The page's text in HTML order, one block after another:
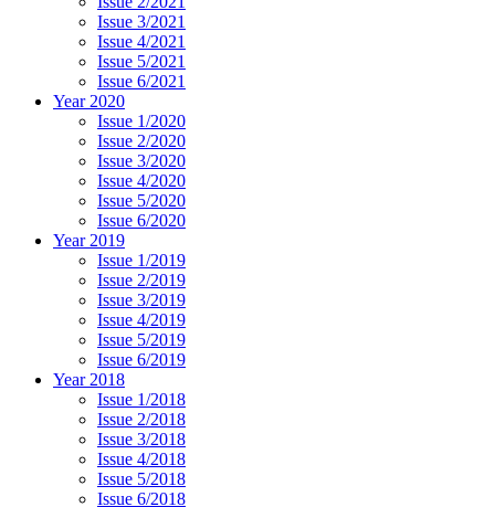
Issue 3/2021
Issue 4/2021
Issue 5/2021
Issue 6/2021
Year 2020
Issue 1/2020
Issue 2/2020
Issue 3/2020
Issue 4/2020
Issue 5/2020
Issue 6/2020
Year 2019
Issue 1/2019
Issue 2/2019
Issue 3/2019
Issue 4/2019
Issue 5/2019
Issue 6/2019
Year 2018
Issue 1/2018
Issue 2/2018
Issue 3/2018
Issue 4/2018
Issue 5/2018
Issue 6/2018